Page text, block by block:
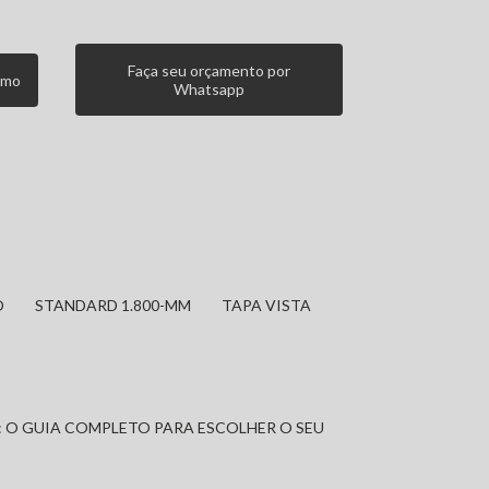
Faça seu orçamento por
Whatsapp
STANDARD 1.800-MM TAPA VISTA
GUIA COMPLETO PARA ESCOLHER O SEU